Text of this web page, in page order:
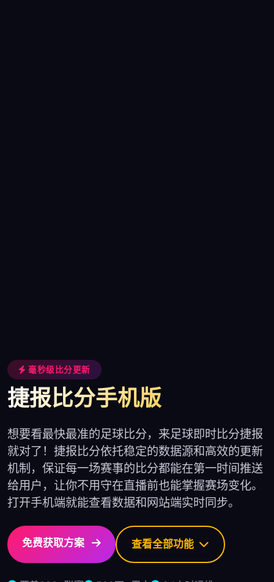
毫秒级比分更新
捷报比分手机版
想要看最快最准的足球比分，来足球即时比分捷报
就对了！捷报比分依托稳定的数据源和高效的更新
机制，保证每一场赛事的比分都能在第一时间推送
给用户，让你不用守在直播前也能掌握赛场变化。
打开手机端就能查看数据和网站端实时同步。
免费获取方案 查看全部功能